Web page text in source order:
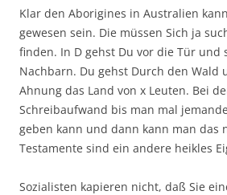
Klar den Aborigines in Australien
gewesen sein. Die müssen Sich ja
finden. In D gehst Du vor die Tür und
Nachbarn. Du gehst Durch den Wald
Ahnung das Land von x Leuten. Bei
Schreibaufwand bis man mal
geben kann und dann kann man das
Testamente sind ein andere heikles
Sozialisten kapieren nicht, daß Sie